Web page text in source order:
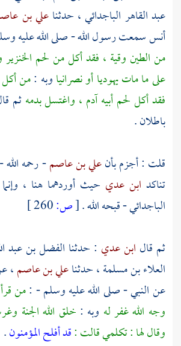
عبد القاهر الباجدائي، حدثناعلي بن
أنسسمعت رسول الله - صلى الله عليه
من الطين وقية ، فقد أكل من لحم الخنزير
على ما مات يهوديا أو نصرانياوبه :من
فقد أكل لحم أبيه آدم ، واغتسل بدمهثم
باطلان .
قلت : أجزم بأنعلي بن عاصم- رحمه
تناكد ابن عدي حيث أوردهما هنا ،
الباجدائي - قبحه الله .[ص:
ثم قال ابن عدي : حدثنا الفضل بن عبد
العلاء بن مسلمة، حدثناعلي بن عاصم،
عن النبي - صلى الله عليه وسلم - :من
وجه الله غفر له وبه : خلق الله الجنة
وقال لها : تكلمي قالت :قد أفلح المؤمنون.